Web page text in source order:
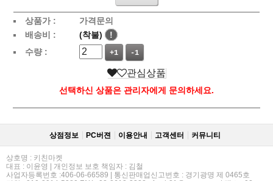
상품가 :
가격문의
배송비 :
(착불)
!
수량 :
+1 -1
관심상품
선택하신 상품은 관리자에게 문의하세요.
상점정보 PC버젼 이용안내 고객센터 커뮤니티
상호명 : 키친마켓
대표 : 이윤영 | 개인정보 보호 책임자 : 김철
사업자등록번호 :406-06-66589 | 통신판매업신고번호 : 경기광명 제 0465호